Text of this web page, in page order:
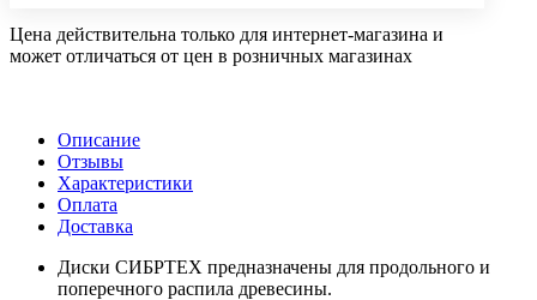
Описание
Отзывы
Характеристики
Доставка